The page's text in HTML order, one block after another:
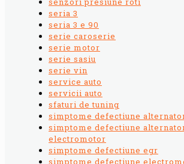
seria 3
seria 3 e 90
serie caroserie
serie motor
serie sasiu
serie vin
service auto
servicii auto
sfaturi de tuning
simptome defectiune
simptome defectiune
electromotor
simptome defectiune egr
simptome defectiune